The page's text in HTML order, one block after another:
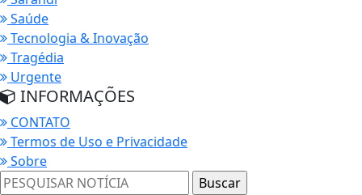
Saúde
Tecnologia & Inovação
Tragédia
Urgente
INFORMAÇÕES
CONTATO
Termos de Uso e Privacidade
Sobre